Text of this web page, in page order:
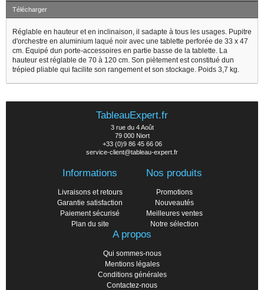
Télécharger
Réglable en hauteur et en inclinaison, il sadapte à tous les usages. Pupitre
d'orchestre en aluminium laqué noir avec une tablette perforée de 33 x 47
cm. Equipé dun porte-accessoires en partie basse de la tablette. La
hauteur est réglable de 70 à 120 cm. Son piètement est constitué dun
trépied pliable qui facilite son rangement et son stockage. Poids 3,7 kg.
TableauExpert.fr
3 rue du 4 Août
79 000 Niort
+33 (0)9 86 45 66 06
service-client@tableau-expert.fr
Informations
Livraisons et retours
Garantie satisfaction
Paiement sécurisé
Plan du site
Nos produits
Promotions
Nouveautés
Meilleures ventes
Notre sélection
A propos
Qui sommes-nous
Mentions légales
Conditions générales
Contactez-nous